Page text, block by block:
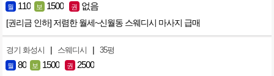
월 110 보 1500 권 없음
[권리금 인하] 저렴한 월세~신월동 스웨디시 마사지 급매
경기 화성시 | 스웨디시 | 35평
월 80 보 1500 권 2500